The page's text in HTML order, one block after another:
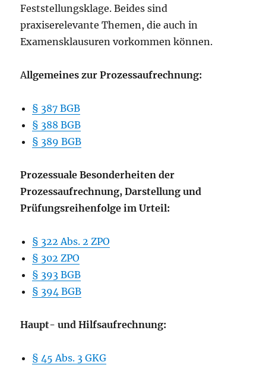
Feststellungsklage. Beides sind
praxiserelevante Themen, die auch in
Examensklausuren vorkommen können.
Allgemeines zur Prozessaufrechnung:
§ 387 BGB
§ 388 BGB
§ 389 BGB
Prozessuale Besonderheiten der
Prozessaufrechnung, Darstellung und
Prüfungsreihenfolge im Urteil:
§ 322 Abs. 2 ZPO
§ 302 ZPO
§ 393 BGB
§ 394 BGB
Haupt- und Hilfsaufrechnung:
§ 45 Abs. 3 GKG